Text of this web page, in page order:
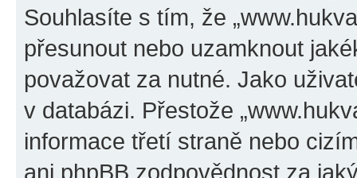
Souhlasíte s tím, že
přesunout nebo uzamknout
považovat za nutné. Jako
v databázi. Přestože
informace třetí straně nebo
ani phpBB zodpovědnost za